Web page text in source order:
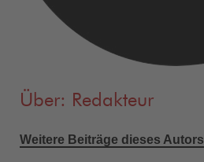
Über: Redakteur
Weitere Beiträge dieses Autors